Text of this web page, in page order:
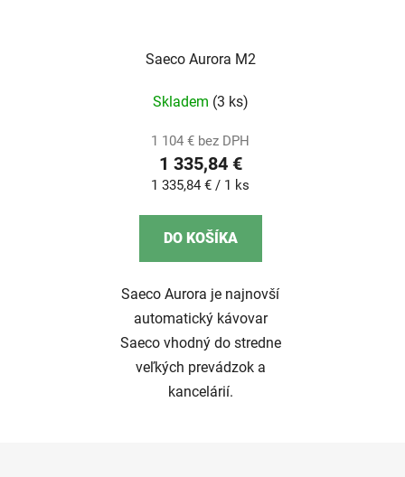
Saeco Aurora M2
Skladem (3 ks)
1 104 € bez DPH
1 335,84 €
Jednotková
1 335,84 € / 1 ks
DO KOŠÍKA
Saeco Aurora je najnovší
automatický kávovar
Saeco vhodný do stredne
veľkých prevádzok a
kancelárií.